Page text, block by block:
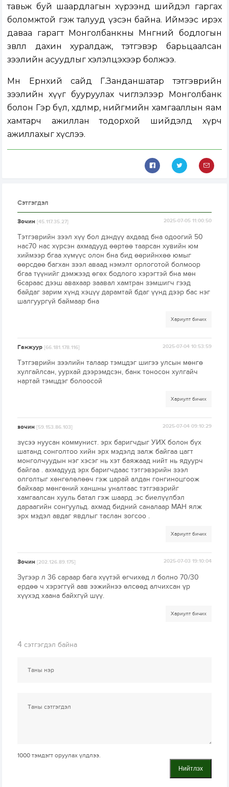
тавьж буй шаардлагын хүрээнд шийдэл гаргах
боломжтой гэж талууд үзсэн байна. Иймээс ирэх
даваа гарагт Монголбанкны Мөнгөний бодлогын
зөвлөл дахин хуралдаж, тэтгэвэр барьцаалсан
зээлийн асуудлыг хэлэлцэхээр болжээ.
Мөн Ерөнхий сайд Г.Занданшатар тэтгэврийн
зээлийн хүүг бууруулах чиглэлээр Монголбанк
болон Гэр бүл, хөдөлмөр, нийгмийн хамгааллын яам
хамтарч ажиллан тодорхой шийдэлд хүрч
ажиллахыг хүслээ.
Сэтгэгдэл
Зочин[45.117.35.27] 2025-07-05 11:00:50
Тэтгэврийн зээл хүү бол дэндүү ахдаад бна одоогий 50
нас70 нас хүрсэн ахмадууд өөртөө таарсан хувийн юм
хиймээр бгаа хүмүүс олон бна бид өөрийнхөө юмыг
өөрсдөө багхан зээл аваад нэмэлт орлоготой болмоор
бгаа түүнийг дэмжээд өгөх бодлого хэрэгтэй бна мөн
6сараас дээш авахаар заавал хамтран зэмшигч гээд
байдаг зарим хүнд хэцүү дарамтай бдаг үүнд дээр бас нэг
шалгуургүй баймаар бна
Хариулт бичих
Ганжуур[66.181.178.116] 2025-07-04 10:53:59
Тэтгэврийн зээлийн талаар тэмцдэг шигээ улсын мөнгө
хулгайлсан, уурхай дээрэмдсэн, банк тоносон хулгайч
нартай тэмцдэг болоосой
Хариулт бичих
зочин[59.153.86.103] 2025-07-04 09:10:29
зүсээ нуусан коммунист. эрх баригчдыг УИХ болон бүх
шатанд сонголтоо хийн эрх мэдэлд залж байгаа цагт
монголчуудын нэг хэсэг нь хэт баяжаад нийт нь ядуурч
байгаа . ахмадууд эрх баригчдаас тэтгэвэрийн зээл
олголтыг хөнгөлөлөөч гэж царай алдан гонгиноцгоож
байхаар мөнгөний ханшны уналтаас тэтгэвэрийг
хамгаалсан хууль батал гэж шаард .эс биелүүлбэл
дараагийн сонгуульд. ахмад бидний саналаар МАН ялж
эрх мэдэл авдаг явдлыг таслан зогсоо .
Хариулт бичих
Зочин[202.126.89.175] 2025-07-03 19:10:04
Зүгээр л 36 сараар бага хүүтэй өгчихөд л болно 70/30
ердөө ч хэрэггүй аав ээжийнээ өлсөөд алчихсан үр
хүүхэд хаана байхгүй шүү.
Хариулт бичих
4 сэтгэгдэл байна
1000 тэмдэгт оруулах үлдлээ.
Нийтлэх